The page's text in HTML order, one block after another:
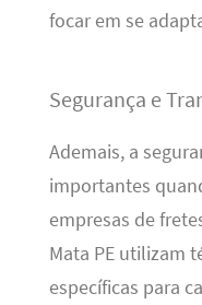
focar em se
Segurança e
Ademais, a
importantes
empresas de
Mata PE utilizam
específicas para